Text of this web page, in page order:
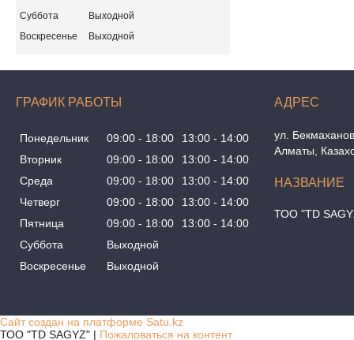
Суббота
Выходной
Воскресенье
Выходной
ГРАФИК РАБОТЫ
Понедельник 09:00 18:00 13:00
14:00
Вторник
09:00 18:00 13:00
14:00
Среда
09:00 18:00 13:00
14:00
Четверг
09:00 18:00 13:00
14:00
Пятница
09:00 18:00 13:00
14:00
Суббота
Выходной
Воскресенье
Выходной
ул.
Алматы,
ТОО "TD
Сайт создан на платформе Satu.kz
ТОО "TD SAGYZ" | Пожаловаться на контент